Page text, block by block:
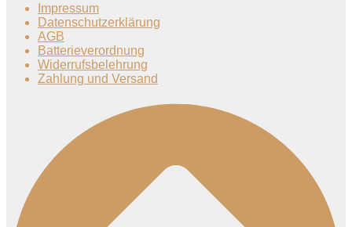
Impressum
Datenschutzerklärung
AGB
Batterieverordnung
Widerrufsbelehrung
Zahlung und Versand